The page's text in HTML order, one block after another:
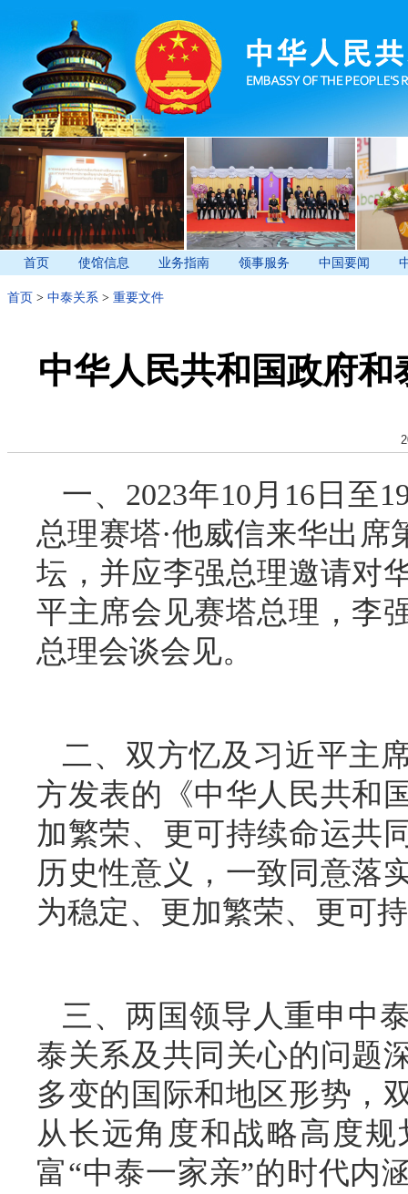
首页 使馆信息 业务指南 领事服务 中国要闻
首页 > 中泰关系 > 重要文件
中华人民共和国政府
一、2023年10月16日至
总理赛塔·他威信来华出席
坛，并应李强总理邀请对
平主席会见赛塔总理，李
总理会谈会见。
二、双方忆及习近平主
方发表的《中华人民共和
加繁荣、更可持续命运共
历史性意义，一致同意落
为稳定、更加繁荣、更可
三、两国领导人重申中
泰关系及共同关心的问题
多变的国际和地区形势，
从长远角度和战略高度
富“中泰一家亲”的时代内